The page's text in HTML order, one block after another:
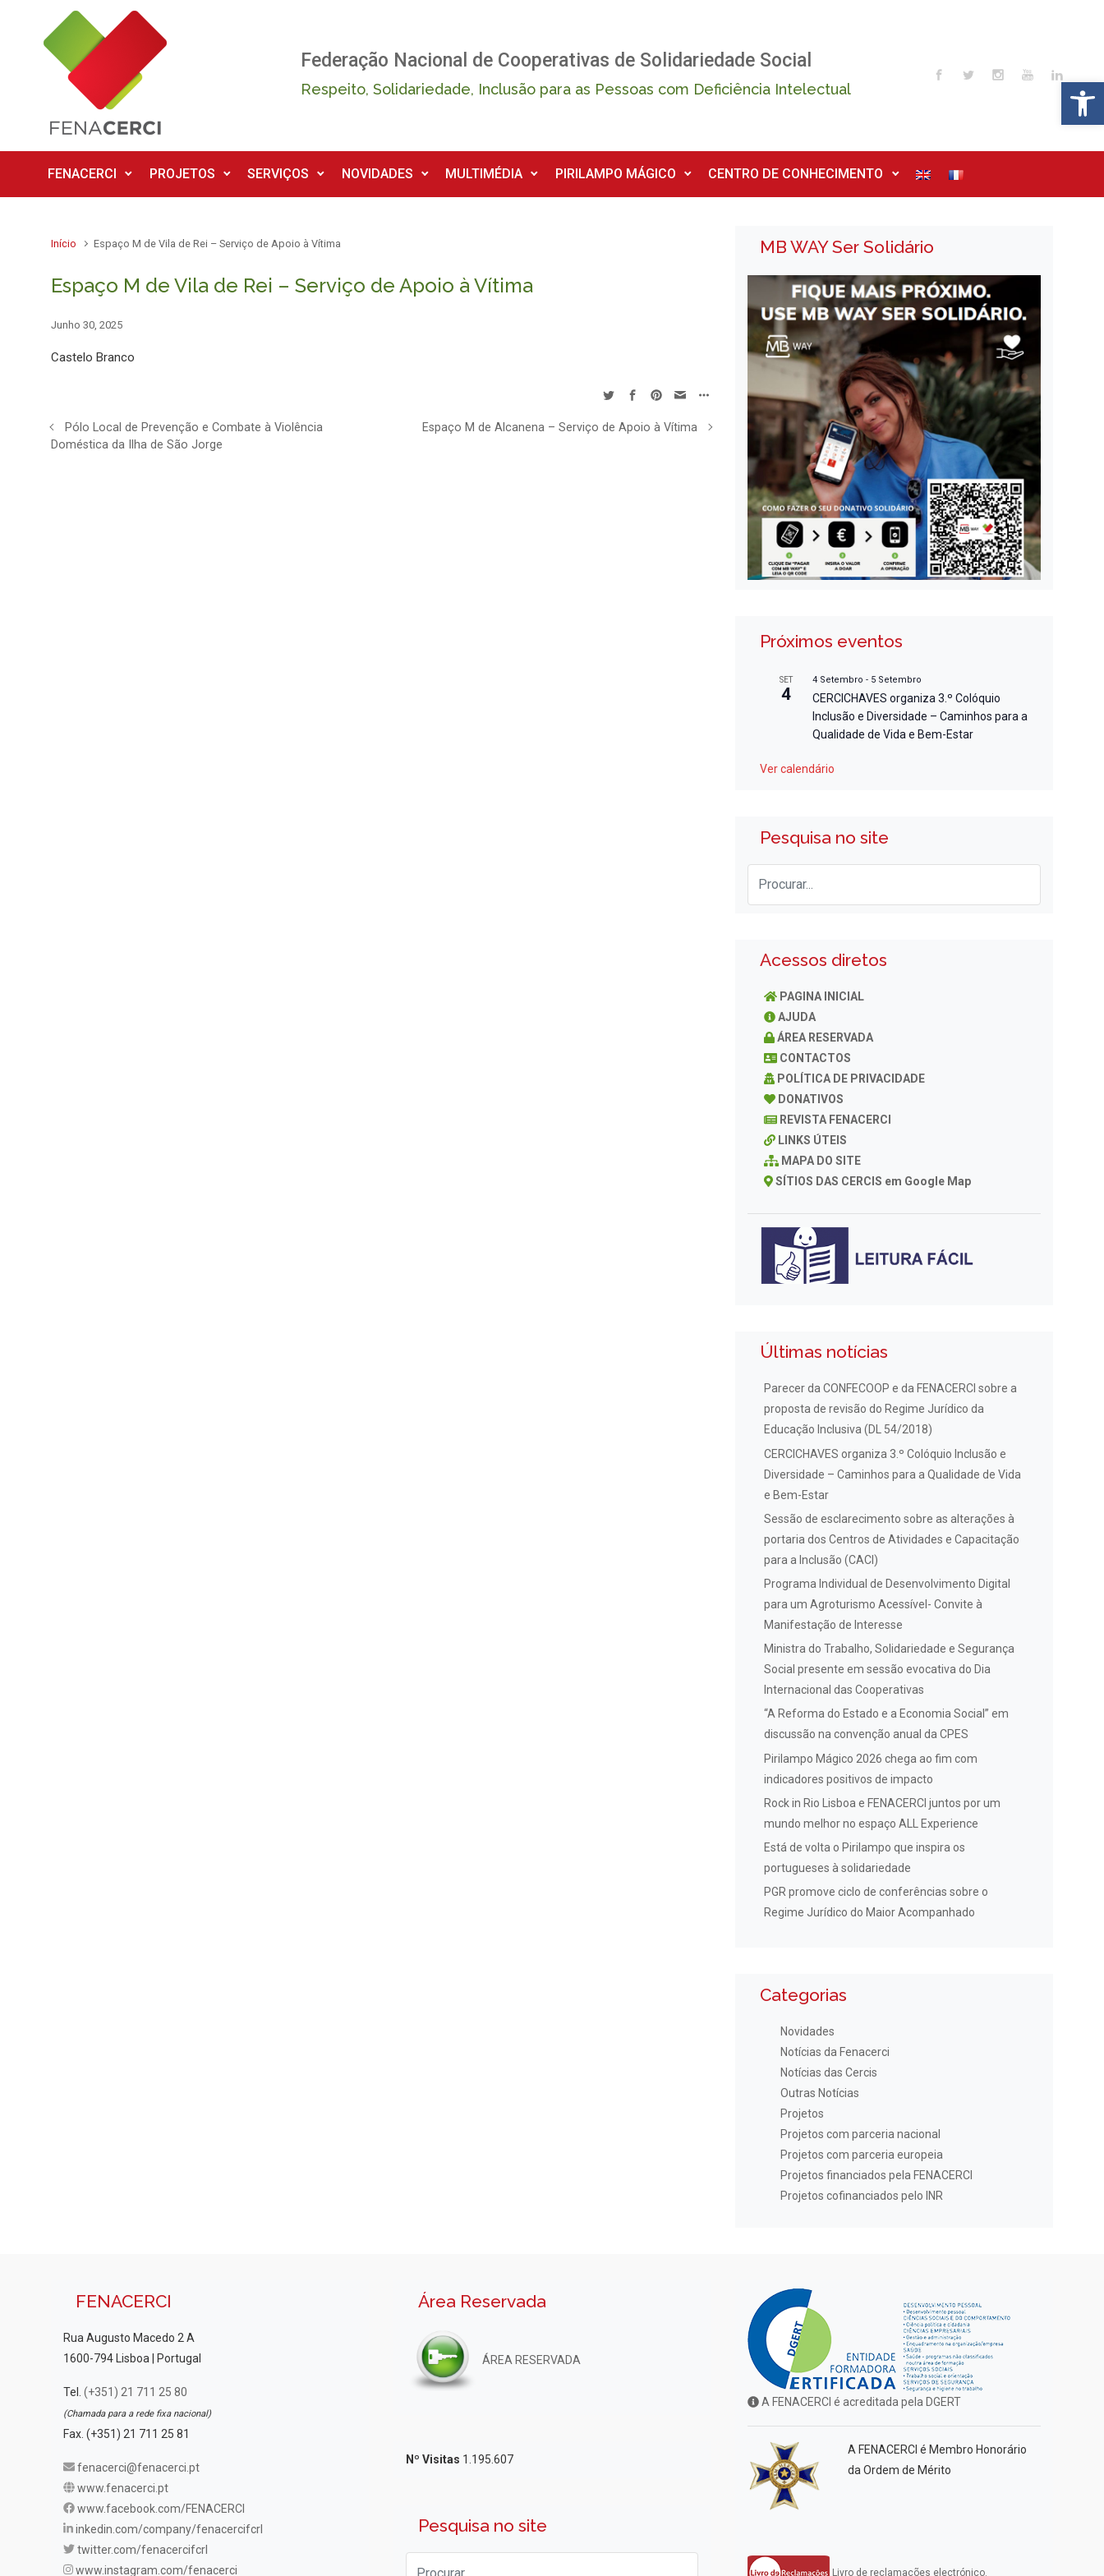
Skip to main content
Federação Nacional de Cooperativas de Solidariedade Social
Respeito, Solidariedade, Inclusão para as Pessoas com Deficiência Intelectual
FENACERCI PROJETOS SERVIÇOS NOVIDADES MULTIMÉDIA PIRILAMPO MÁGICO CENTRO DE CONHECIMENTO
Início Espaço M de Vila de Rei – Serviço de Apoio à Vítima
Espaço M de Vila de Rei – Serviço de Apoio à Vítima
Junho 30, 2025
Castelo Branco
Pólo Local de Prevenção e Combate à Violência
Doméstica da Ilha de São Jorge
Espaço M de Alcanena – Serviço de Apoio à Vítima
MB WAY Ser Solidário
Próximos eventos
SET
4
4 Setembro - 5 Setembro
CERCICHAVES organiza 3.º Colóquio
Inclusão e Diversidade – Caminhos para a
Qualidade de Vida e Bem-Estar
Ver calendário
Pesquisa no site
Acessos diretos
PAGINA INICIAL
AJUDA
ÁREA RESERVADA
CONTACTOS
POLÍTICA DE PRIVACIDADE
DONATIVOS
REVISTA FENACERCI
LINKS ÚTEIS
MAPA DO SITE
SÍTIOS DAS CERCIS em Google Map
Últimas notícias
Parecer da CONFECOOP e da FENACERCI sobre a
proposta de revisão do Regime Jurídico da
Educação Inclusiva (DL 54/2018)
CERCICHAVES organiza 3.º Colóquio Inclusão e
Diversidade – Caminhos para a Qualidade de Vida
e Bem-Estar
Sessão de esclarecimento sobre as alterações à
portaria dos Centros de Atividades e Capacitação
para a Inclusão (CACI)
Programa Individual de Desenvolvimento Digital
para um Agroturismo Acessível- Convite à
Manifestação de Interesse
Ministra do Trabalho, Solidariedade e Segurança
Social presente em sessão evocativa do Dia
Internacional das Cooperativas
“A Reforma do Estado e a Economia Social” em
discussão na convenção anual da CPES
Pirilampo Mágico 2026 chega ao fim com
indicadores positivos de impacto
Rock in Rio Lisboa e FENACERCI juntos por um
mundo melhor no espaço ALL Experience
Está de volta o Pirilampo que inspira os
portugueses à solidariedade
PGR promove ciclo de conferências sobre o
Regime Jurídico do Maior Acompanhado
Categorias
Novidades
Notícias da Fenacerci
Notícias das Cercis
Outras Notícias
Projetos
Projetos com parceria nacional
Projetos com parceria europeia
Projetos financiados pela FENACERCI
Projetos cofinanciados pelo INR
FENACERCI
Rua Augusto Macedo 2 A
1600-794 Lisboa | Portugal
Tel. (+351) 21 711 25 80
(Chamada para a rede fixa nacional)
Fax. (+351) 21 711 25 81
fenacerci@fenacerci.pt
www.fenacerci.pt
www.facebook.com/FENACERCI
inkedin.com/company/fenacercifcrl
twitter.com/fenacercifcrl
www.instagram.com/fenacerci
Área Reservada
ÁREA RESERVADA
Nº Visitas 1.195.607
Pesquisa no site
A FENACERCI é acreditada pela DGERT
A FENACERCI é Membro Honorário
da Ordem de Mérito
Livro de reclamações electrónico.